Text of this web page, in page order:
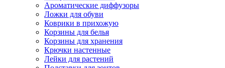
Ароматические диффузоры
Ложки для обуви
Коврики в прихожую
Корзины для белья
Корзины для хранения
Крючки настенные
Лейки для растений